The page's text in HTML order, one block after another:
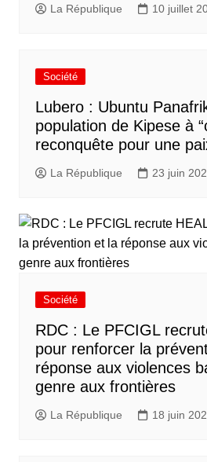
La République 10 juillet
Société
Lubero : Ubuntu
population de Kipese à
reconquête pour une
La République 23 juin
Société
RDC : Le PFCIGL
pour renforcer la
réponse aux violences
genre aux frontières
La République 18 juin